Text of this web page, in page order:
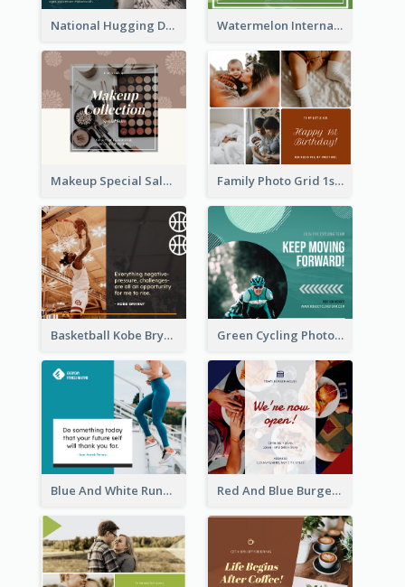
National Hugging Day Facebook Post Watermelon International Fruit Day Facebook Post
Makeup Special Sale Facebook Post Family Photo Grid 1st Baby Birthday Facebook Post
Basketball Kobe Bryant Quote Facebook Post Green Cycling Photo Circles Cycling Team Facebook Post
Blue And White Running Quotes Fitness Routine Facebook Post Red And Blue Burger Photo Restaurant Opening Facebook Post